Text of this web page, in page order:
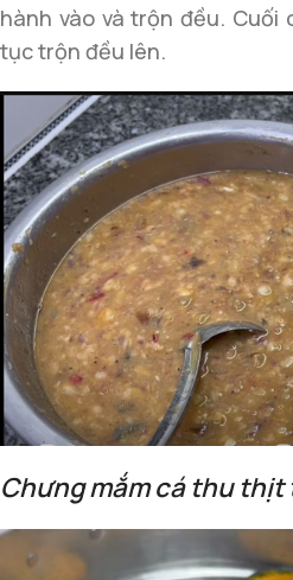
hành vào và trộn đều. Cuối
tục trộn đều lên.
Chưng mắm cá thu